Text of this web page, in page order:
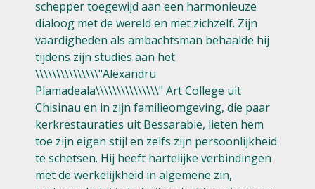
schepper toegewijd aan een harmonieuze
dialoog met de wereld en met zichzelf. Zijn
vaardigheden als ambachtsman behaalde hij
tijdens zijn studies aan het
\\\\\\\\\\\\\\\"Alexandru
Plamadeala\\\\\\\\\\\\\\\" Art College uit
Chisinau en in zijn familieomgeving, die paar
kerkrestauraties uit Bessarabië, lieten hem
toe zijn eigen stijl en zelfs zijn persoonlijkheid
te schetsen. Hij heeft hartelijke verbindingen
met de werkelijkheid in algemene zin,